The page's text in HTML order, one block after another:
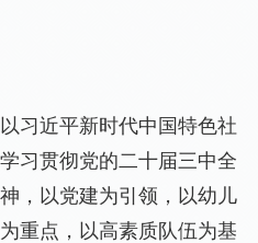
习近平新时代中国特色社
习贯彻党的二十届三中全
，以党建为引领，以幼儿
重点，以高素质队伍为基